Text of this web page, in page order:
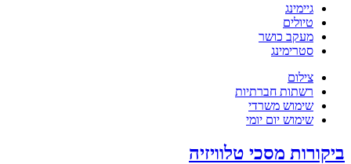
גיימינג
טיולים
מעקב כושר
סטרימינג
צילום
רשתות חברתיות
שימוש משרדי
שימוש יום יומי
ביקורות מסכי טלוויזיה